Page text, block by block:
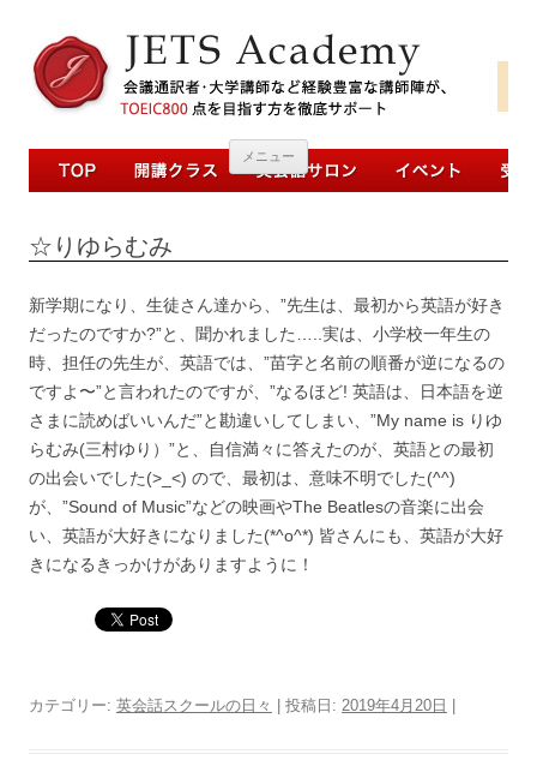
メニュー コンテンツへ移動
☆りゆらむみ
新学期になり、生徒さん達から、”先生は、最初から英語が好き
だったのですか?”と、聞かれました…..実は、小学校一年生の
時、担任の先生が、英語では、”苗字と名前の順番が逆になるの
ですよ〜”と言われたのですが、”なるほど! 英語は、日本語を逆
さまに読めばいいんだ”と勘違いしてしまい、”My name is りゆ
らむみ(三村ゆり）”と、自信満々に答えたのが、英語との最初
の出会いでした(>_<) ので、最初は、意味不明でした(^^)
が、”Sound of Music”などの映画やThe Beatlesの音楽に出会
い、英語が大好きになりました(*^o^*) 皆さんにも、英語が大好
きになるきっかけがありますように！
カテゴリー: 英会話スクールの日々 | 投稿日: 2019年4月20日